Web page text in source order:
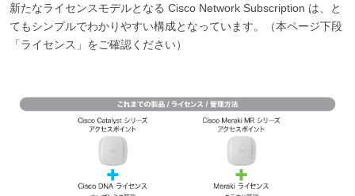
新たなライセンスモデルとなる Cisco Network Subscription は、と
てもシンプルでわかりやすい構成となっています。（本ページ下段
「ライセンス」をご確認ください）